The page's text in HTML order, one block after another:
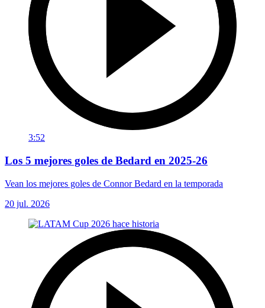
3:52
Los 5 mejores goles de Bedard en 2025-26
Vean los mejores goles de Connor Bedard en la temporada
20 jul. 2026